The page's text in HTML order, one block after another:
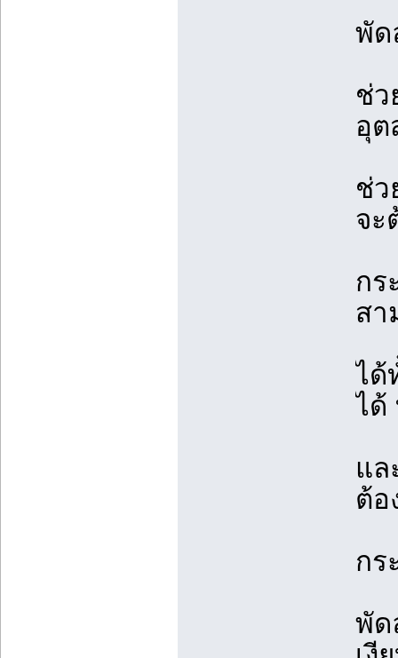
พัด
ช่ว
อุต
ช่ว
จะ
กร
สา
ได้
ได้
แล
ต้อ
กร
พัด